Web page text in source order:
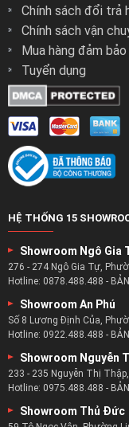
Chính sách đổi trả
Chính sách vận
Mua hàng đảm bảo
Tuyển dụng
HỆ THỐNG 15
Showroom Ngô Gia
276 - 274 Ngô Gia Tự,
Hotline: 0878.488.488 -
Showroom An Phú
Số 8 Lương Định Của,
Hotline: 0922.488.488 -
Showroom Nguyễn
233 - 235 Nguyễn Thị
Hotline: 0975.488.488 -
Showroom Thủ Đức